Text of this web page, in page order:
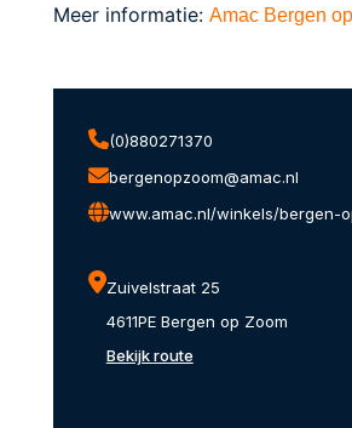
Meer informatie: Amac Bergen
(0)880271370
bergenopzoom@amac.nl
www.amac.nl/winkels/bergen-
Zuivelstraat 25
4611PE Bergen op Zoom
Bekijk route